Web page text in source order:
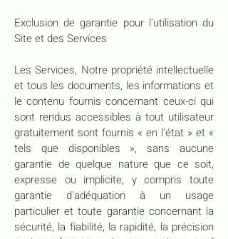
Exclusion de garantie pour l'utilisation du
Site et des Services
Les Services, Notre propriété intellectuelle
et tous les documents, les informations et
le contenu fournis concernant ceux-ci qui
sont rendus accessibles à tout utilisateur
gratuitement sont fournis « en l'état » et «
tels que disponibles », sans aucune
garantie de quelque nature que ce soit,
expresse ou implicite, y compris toute
garantie d'adéquation à un usage
particulier et toute garantie concernant la
sécurité, la fiabilité, la rapidité, la précision